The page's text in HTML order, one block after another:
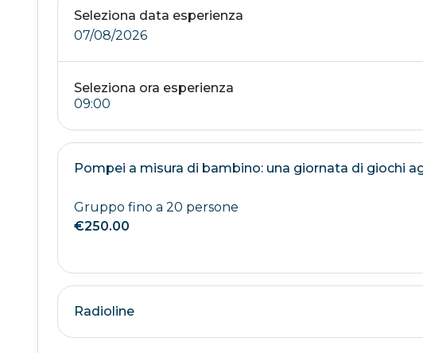
Seleziona data esperienza
07/08/2026
Seleziona ora esperienza
Pompei a misura di bambino: una giornata di giochi
Gruppo fino a 20 persone
€250.00
Radioline